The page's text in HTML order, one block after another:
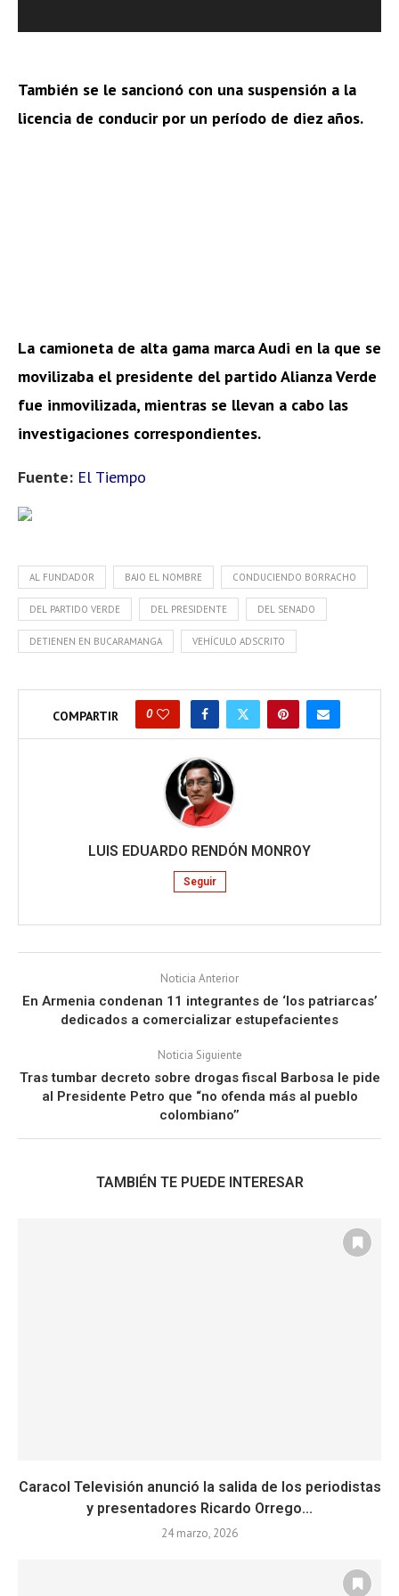
También se le sancionó con una suspensión a la
licencia de conducir por un período de diez años.
La camioneta de alta gama marca Audi en la que se
movilizaba el presidente del partido Alianza Verde
fue inmovilizada, mientras se llevan a cabo las
investigaciones correspondientes.
Fuente: El Tiempo
AL FUNDADOR BAJO EL NOMBRE CONDUCIENDO BORRACHO
DEL PARTIDO VERDE DEL PRESIDENTE DEL SENADO
DETIENEN EN BUCARAMANGA VEHÍCULO ADSCRITO
COMPARTIR 0
LUIS EDUARDO RENDÓN MONROY
Seguir
Noticia Anterior
En Armenia condenan 11 integrantes de ‘los patriarcas’
dedicados a comercializar estupefacientes
Noticia Siguiente
Tras tumbar decreto sobre drogas fiscal Barbosa le pide
al Presidente Petro que “no ofenda más al pueblo
colombiano’’
TAMBIÉN TE PUEDE INTERESAR
Caracol Televisión anunció la salida de los periodistas
y presentadores Ricardo Orrego...
24 marzo, 2026